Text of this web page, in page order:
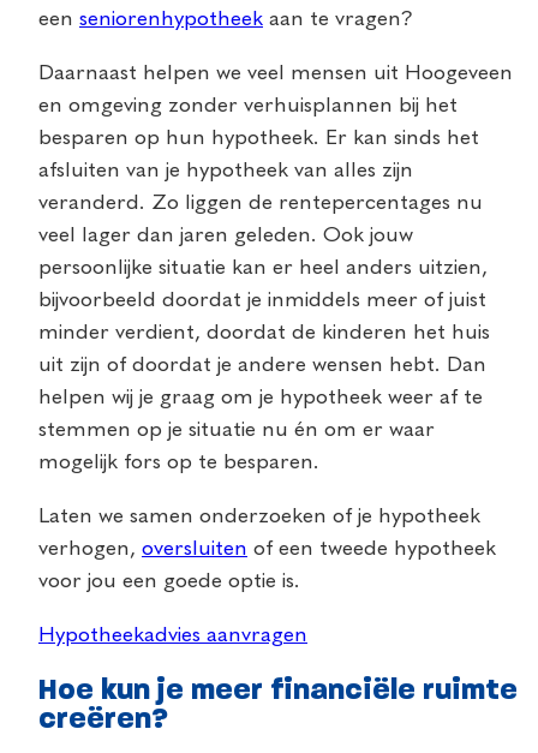
een seniorenhypotheek aan te vragen?
Daarnaast helpen we veel mensen uit Hoogeveen
en omgeving zonder verhuisplannen bij het
besparen op hun hypotheek. Er kan sinds het
afsluiten van je hypotheek van alles zijn
veranderd. Zo liggen de rentepercentages nu
veel lager dan jaren geleden. Ook jouw
persoonlijke situatie kan er heel anders uitzien,
bijvoorbeeld doordat je inmiddels meer of juist
minder verdient, doordat de kinderen het huis
uit zijn of doordat je andere wensen hebt. Dan
helpen wij je graag om je hypotheek weer af te
stemmen op je situatie nu én om er waar
mogelijk fors op te besparen.
Laten we samen onderzoeken of je hypotheek
verhogen, oversluiten of een tweede hypotheek
voor jou een goede optie is.
Hypotheekadvies aanvragen
Hoe kun je meer financiële ruimte
creëren?